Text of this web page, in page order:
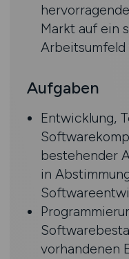
Markt auf ein
Arbeitsumfeld
Aufgaben
Entwicklung,
bestehender
in
vorhandenen